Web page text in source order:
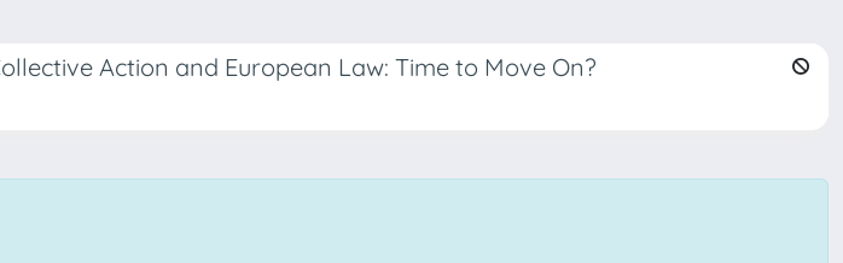
Action and European Law: Time to Move On?